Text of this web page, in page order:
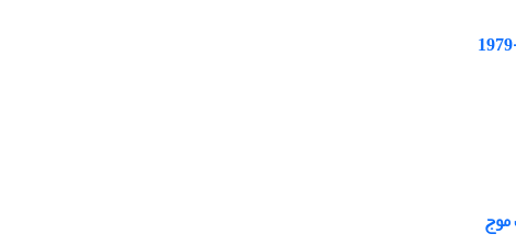
موج